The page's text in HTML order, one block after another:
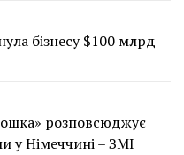
бізнесу $100 млрд
розповсюджує
у Німеччині – ЗМІ